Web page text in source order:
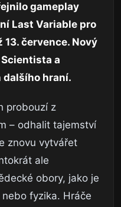
gameplay
Last Variable pro
července. Nový
a
dalšího hraní.
probouzí z
– odhalit tajemství
znovu vytvářet
ale
obory, jako je
fyzika. Hráče